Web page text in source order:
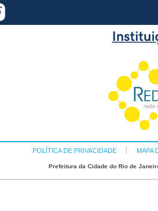
POLÍTICA DE PRIVACIDADE MAPA
Prefeitura da Cidade do Rio de